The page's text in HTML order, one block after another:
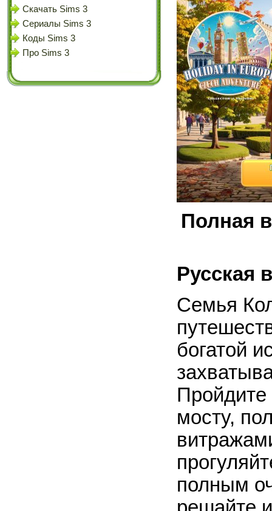
Скачать Sims 3
Сериалы Sims 3
Коды Sims 3
Про Sims 3
Полная
Русская
Семья
богатой
Пройдите
мосту,
полным